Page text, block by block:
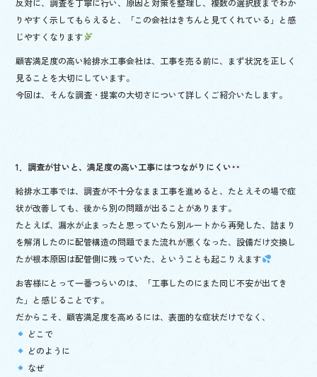
りやすく示してもらえると、「この会社はきちんと見てくれている」と感
じやすくなります
顧客満足度の高い給排水工事会社は、工事を売る前に、まず状況を正しく
見ることを大切にしています。
今回は、そんな調査・提案の大切さについて詳しくご紹介いたします。
1．調査が甘いと、満足度の高い工事にはつながりにくい
給排水工事では、調査が不十分なまま工事を進めると、たとえその場で症
状が改善しても、後から別の問題が出ることがあります。
たとえば、漏水が止まったと思っていたら別ルートから再発した、詰まり
を解消したのに配管構造の問題でまた流れが悪くなった、設備だけ交換し
たが根本原因は配管側に残っていた、ということも起こりえます
お客様にとって一番つらいのは、「工事したのにまた同じ不安が出てき
た」と感じることです。
だからこそ、顧客満足度を高めるには、表面的な症状だけでなく、
どこで
どのように
なぜ